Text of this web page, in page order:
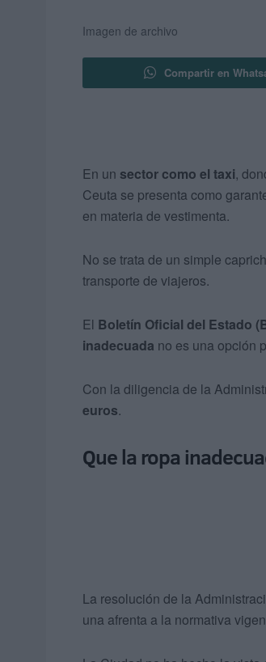
Imagen de archivo
Compartir en
En un sector como el taxi,
Ceuta se presenta como
en materia de vestimenta.
No se trata de un simple
transporte de viajeros.
El Boletín Oficial del Estado
inadecuada no es una opción
Con la diligencia de la
euros.
Que la ropa
La resolución de la
una afrenta a la normativa